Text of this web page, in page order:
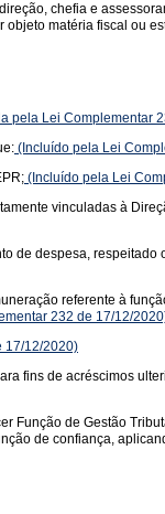
chefia e
matéria fiscal ou
pela Lei Complementar
(Incluído pela Lei
(Incluído pela Lei
vinculadas à
de despesa, respeitado
referente à
232 de 17/12/
17/12/2020)
fins de acréscimos
Função de Gestão
de confiança,